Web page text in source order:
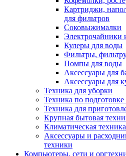
Картриджи,
для фильтров
Соковыжималки
Электрочайники
Кулеры для воды
Фильтры,
Помпы для воды
Аксессуары для
Аксессуары для
Техника для уборки
Техника по
Техника для
Крупная бытовая
Климатическая техника
Аксессуары и
техники
Компьютеры, сети и